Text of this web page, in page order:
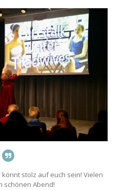
stolz auf euch sein! Vielen
schönen Abend!